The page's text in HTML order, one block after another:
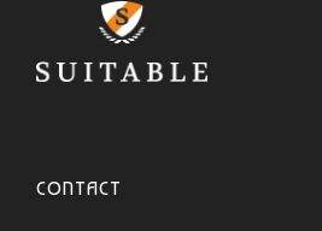
CONTACT